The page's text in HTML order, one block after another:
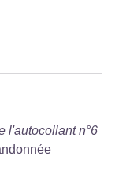
l'autocollant n°6